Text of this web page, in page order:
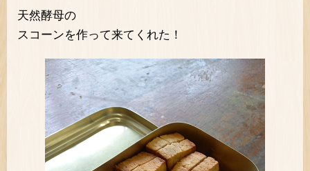
天然酵母の
スコーンを作って来てくれた！